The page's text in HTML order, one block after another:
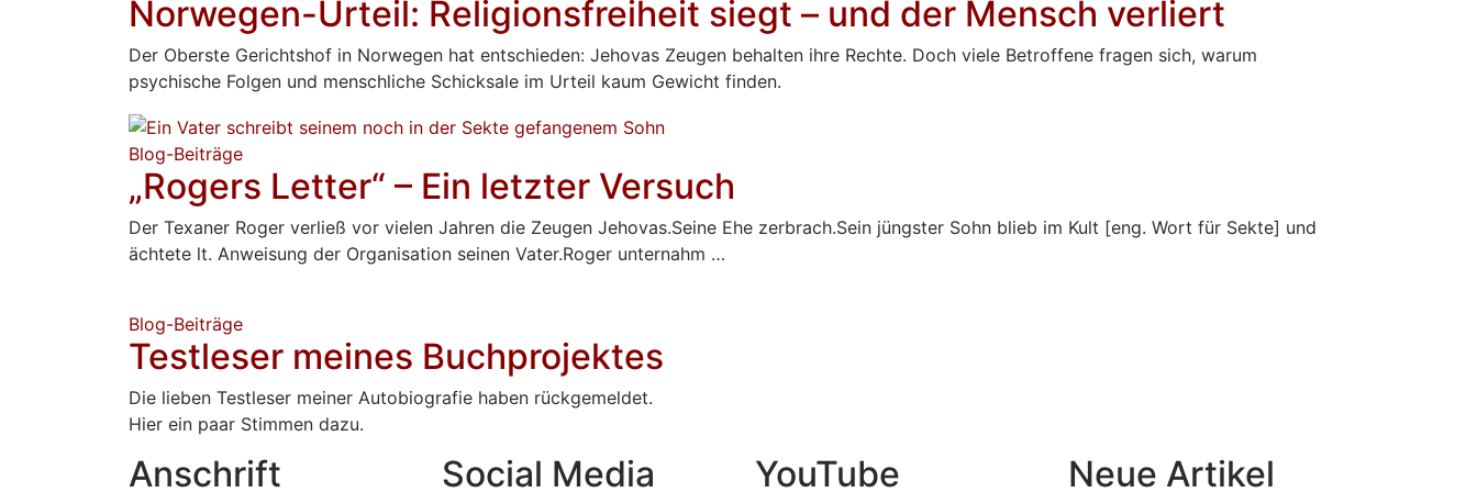
Norwegen-Urteil: Religionsfreiheit siegt – und der Mensch verliert
Der Oberste Gerichtshof in Norwegen hat entschieden: Jehovas Zeugen behalten ihre Rechte. Doch viele Betroffene fragen sich, warum
psychische Folgen und menschliche Schicksale im Urteil kaum Gewicht finden.
Blog-Beiträge
„Rogers Letter“ – Ein letzter Versuch
Der Texaner Roger verließ vor vielen Jahren die Zeugen Jehovas.Seine Ehe zerbrach.Sein jüngster Sohn blieb im Kult [eng. Wort für Sekte] und
ächtete lt. Anweisung der Organisation seinen Vater.Roger unternahm …
Blog-Beiträge
Testleser meines Buchprojektes
Die lieben Testleser meiner Autobiografie haben rückgemeldet.
Hier ein paar Stimmen dazu.
Anschrift Social Media YouTube Neue Artikel